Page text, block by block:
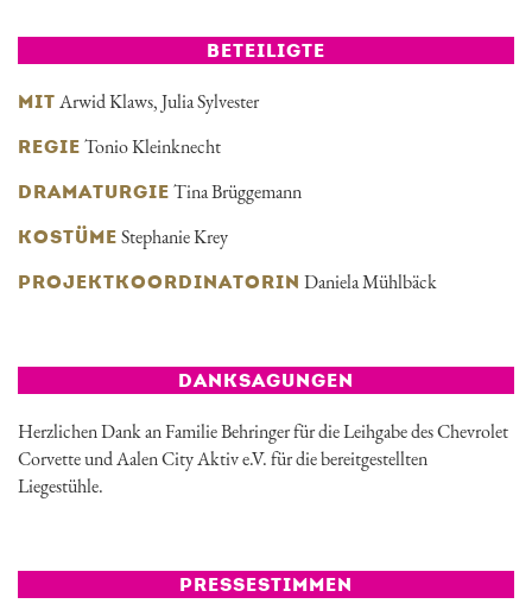
BETEILIGTE
MIT Arwid Klaws,Julia Sylvester
REGIE Tonio Kleinknecht
DRAMATURGIE Tina Brüggemann
KOSTÜME Stephanie Krey
PROJEKTKOORDINATORIN Daniela Mühlbäck
DANKSAGUNGEN
Herzlichen Dank an Familie Behringer für die Leihgabe des Chevrolet
Corvette und Aalen City Aktiv e.V. für die bereitgestellten
Liegestühle.
PRESSESTIMMEN